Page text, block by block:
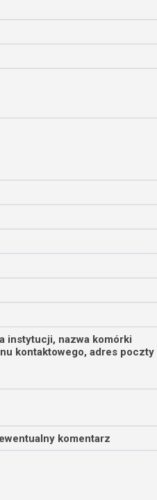
instytucji, nazwa komórki
kontaktowego, adres poczty
komentarz